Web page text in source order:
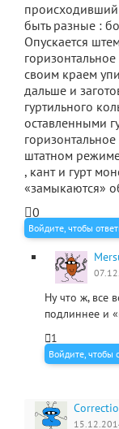
происходивший
быть разные :
Опускается
своим краем
дальше и
гуртильного
оставленными
штатном
, кант и гурт
«замыкаются»
0
Войдите, чтобы
Ну что ж, все
подлиннее и
1
Войдите, чтобы